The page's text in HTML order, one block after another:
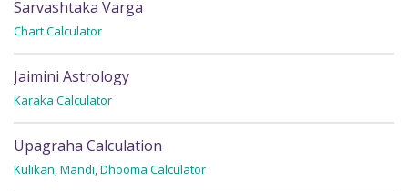
Sarvashtaka Varga
Chart Calculator
Jaimini Astrology
Karaka Calculator
Upagraha Calculation
Kulikan, Mandi, Dhooma Calculator